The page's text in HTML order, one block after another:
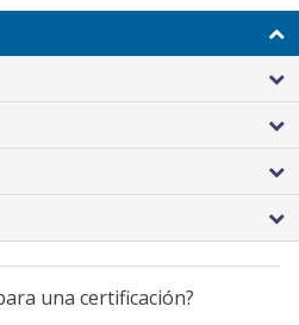
una certificación?